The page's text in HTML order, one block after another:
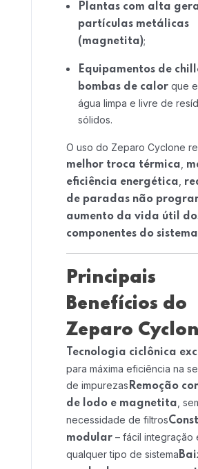
Plantas com alta
partículas metálicas
(magnetita);
Equipamentos de
bombas de calor que
água limpa e livre de
sólidos.
O uso do Zeparo Cyclone
melhor troca térmica
eficiência energética
de paradas não
aumento da vida útil
componentes do sistema
Principais
Benefícios do
Zeparo
Tecnologia ciclônica
para máxima eficiência na
de impurezas Remoção
de lodo e magnetita ,
necessidade de filtros
modular – fácil integração
qualquer tipo de sistema